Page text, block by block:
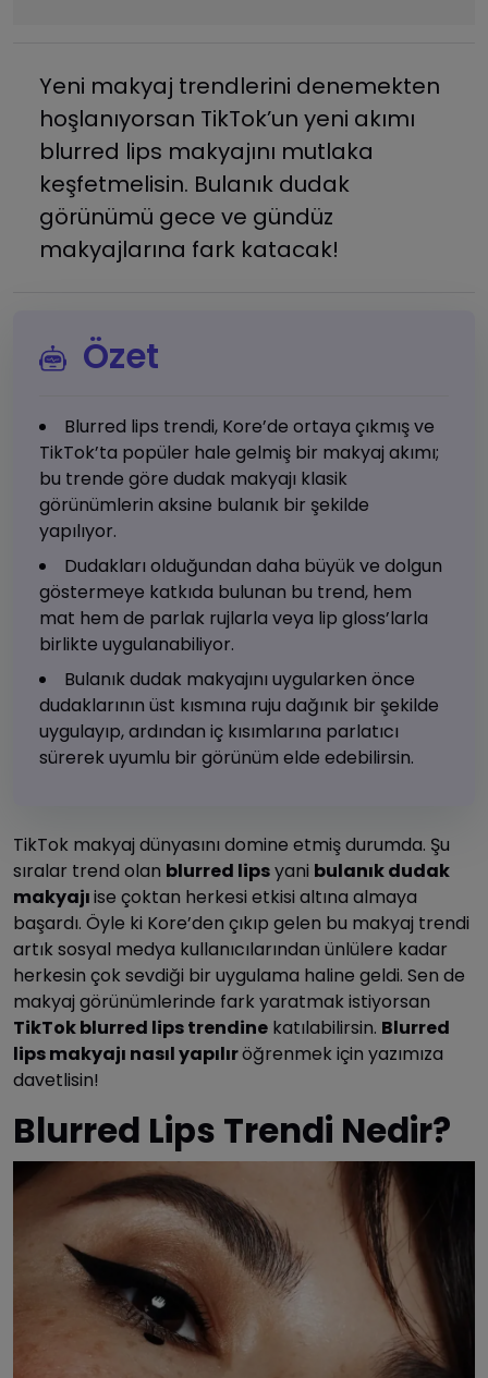
Yeni makyaj trendlerini denemekten
hoşlanıyorsan TikTok’un yeni akımı
blurred lips makyajını mutlaka
keşfetmelisin. Bulanık dudak
görünümü gece ve gündüz
makyajlarına fark katacak!
Özet
Blurred lips trendi, Kore’de ortaya çıkmış ve
TikTok’ta popüler hale gelmiş bir makyaj akımı;
bu trende göre dudak makyajı klasik
görünümlerin aksine bulanık bir şekilde
yapılıyor.
Dudakları olduğundan daha büyük ve dolgun
göstermeye katkıda bulunan bu trend, hem
mat hem de parlak rujlarla veya lip gloss’larla
birlikte uygulanabiliyor.
Bulanık dudak makyajını uygularken önce
dudaklarının üst kısmına ruju dağınık bir şekilde
uygulayıp, ardından iç kısımlarına parlatıcı
sürerek uyumlu bir görünüm elde edebilirsin.
TikTok makyaj dünyasını domine etmiş durumda. Şu
sıralar trend olan blurred lipsyani bulanık dudak
makyajıise çoktan herkesi etkisi altına almaya
başardı. Öyle ki Kore’den çıkıp gelen bu makyaj trendi
artık sosyal medya kullanıcılarından ünlülere kadar
herkesin çok sevdiği bir uygulama haline geldi. Sen de
makyaj görünümlerinde fark yaratmak istiyorsan
TikTok blurred lips trendine katılabilirsin. Blurred
lips makyajı nasıl yapılıröğrenmek için yazımıza
davetlisin!
Blurred Lips Trendi Nedir?